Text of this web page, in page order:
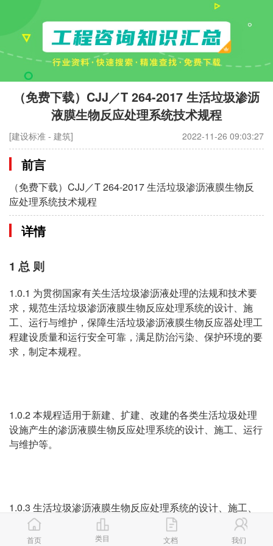
（免费下载）CJJ／T 264-2017 生活垃圾渗沥
液膜生物反应处理系统技术规程
[建设标准 - 建筑] 2022-11-26 09:03:27
前言
（免费下载）CJJ／T 264-2017 生活垃圾渗沥液膜生物反
应处理系统技术规程
详情
1 总 则
1.0.1 为贯彻国家有关生活垃圾渗沥液处理的法规和技术要
求，规范生活垃圾渗沥液膜生物反应处理系统的设计、施
工、运行与维护，保障生活垃圾渗沥液膜生物反应器处理工
程建设质量和运行安全可靠，满足防治污染、保护环境的要
求，制定本规程。
1.0.2 本规程适用于新建、扩建、改建的各类生活垃圾处理
设施产生的渗沥液膜生物反应处理系统的设计、施工、运行
与维护等。
1.0.3 生活垃圾渗沥液膜生物反应处理系统的设计、施工、
运行与维护，除应遵守本规程外，尚应符合国家现行有关标
准的规定。
首页 类目 文档 我们